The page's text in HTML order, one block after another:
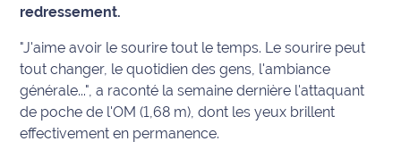
Info
route
Justice
redressement.
"J'aime avoir le sourire tout le temps. Le sourire peut
tout changer, le quotidien des gens, l'ambiance
générale...", a raconté la semaine dernière l'attaquant
de poche de l'OM (1,68 m), dont les yeux brillent
effectivement en permanence.